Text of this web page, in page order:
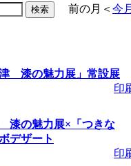
09～
びる塾
間：～
「ばん
前の月 ＜ 今
津 漆の魅力展」常設展
印
漆の魅力展×「つきな
デザート
印